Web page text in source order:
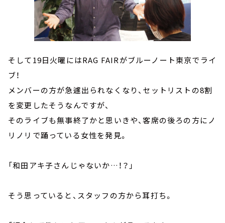
そして19日火曜にはRAG FAIRがブルーノート東京でライ
ブ！
メンバーの方が急遽出られなくなり、セットリストの8割
を変更したそうなんですが、
そのライブも無事終了かと思いきや、客席の後ろの方にノ
リノリで踊っている女性を発見。
「和田アキ子さんじゃないか…！？」
そう思っていると、スタッフの方から耳打ち。